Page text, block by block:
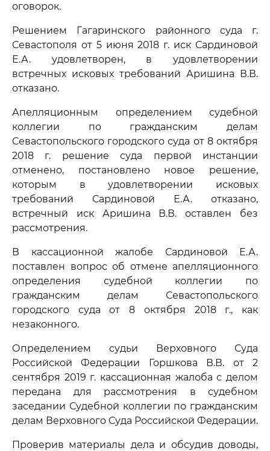
оговорок.
Решением Гагаринского районного суда г.
Севастополя от 5 июня 2018 г. иск Сардиновой
Е.А. удовлетворен, в удовлетворении
встречных исковых требований Аришина В.В.
отказано.
Апелляционным определением судебной
коллегии по гражданским делам
Севастопольского городского суда от 8 октября
2018 г. решение суда первой инстанции
отменено, постановлено новое решение,
которым в удовлетворении исковых
требований Сардиновой Е.А. отказано,
встречный иск Аришина В.В. оставлен без
рассмотрения.
В кассационной жалобе Сардиновой Е.А.
поставлен вопрос об отмене апелляционного
определения судебной коллегии по
гражданским делам Севастопольского
городского суда от 8 октября 2018 г., как
незаконного.
Определением судьи Верховного Суда
Российской Федерации Горшкова В.В. от 2
сентября 2019 г. кассационная жалоба с делом
передана для рассмотрения в судебном
заседании Судебной коллегии по гражданским
делам Верховного Суда Российской Федерации.
Проверив материалы дела и обсудив доводы,